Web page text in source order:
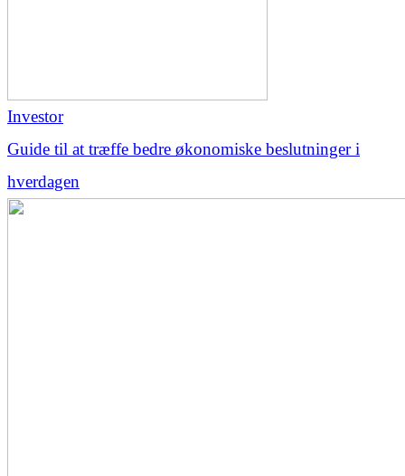
Investor
Guide til at træffe bedre økonomiske beslutninger i
hverdagen